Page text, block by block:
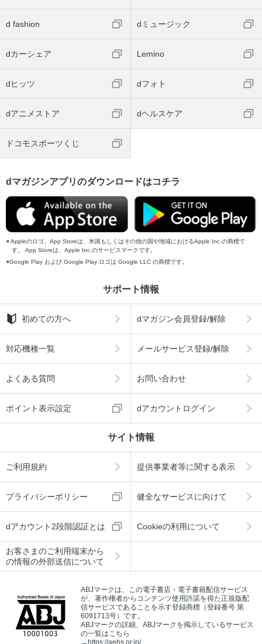
d fashion dミュージック
dカーシェア Lemino
dヒッツ dフォト
dアニメストア dヘルスケア
ドコモスポーツくじ
dマガジンアプリのダウンロードはコチラ
Appleのロゴ、App Storeは、米国もしくはその他の国や地域におけるApple Inc.の商標で
す。 App Storeは、Apple Inc.のサービスマークです。
Google Play および Google Play ロゴは Google LLC の商標です。
サポート情報
初めての方へ dマガジン会員登録/解除
対応機種一覧 メールサービス登録/解除
よくある質問 お問い合わせ
ポイント表示設定 dアカウントログイン
サイト情報
ご利用規約 提供事業者等に関する表示
プライバシーポリシー 健全なサービスに向けて
dアカウント2段階認証とは Cookieの利用について
お客さまのご利用端末から
の情報の外部送信について
ABJマークは、この電子書店・電子書籍配信サービス
が、著作権者からコンテンツ使用許諾を得た正規版配
信サービスであることを示す登録商標（登録番号 第
6091713号）です。
ABJマークの詳細、ABJマークを掲示しているサービス
の一覧はこちら
→https://aebs.or.jp/